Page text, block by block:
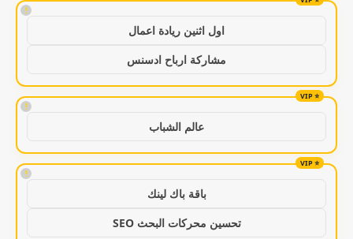
!
اول اثنين ريادة اعمال
مشاركة ارباح ادسنس
!
عالم الشباب
!
باقة باك لينك
تحسين محركات البحث SEO